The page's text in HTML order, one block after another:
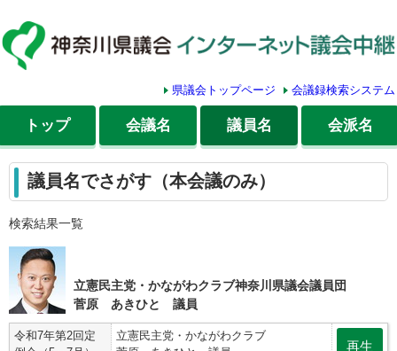
県議会トップページ 会議録検索システム
トップ 会議名 議員名 会派名
議員名でさがす（本会議のみ）
検索結果一覧
立憲民主党・かながわクラブ神奈川県議会議員団
菅原 あきひと 議員
令和7年第2回定
立憲民主党・かながわクラブ
再生